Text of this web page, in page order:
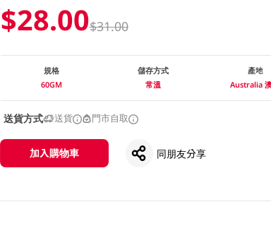
$28.00$31.00
規格
60GM
儲存方式
常溫
產地
Australia
送貨方式 送貨 門市自取
加入購物車 同朋友分享